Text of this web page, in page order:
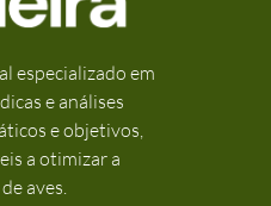
especializado em
e análises
e objetivos,
a otimizar a
aves.